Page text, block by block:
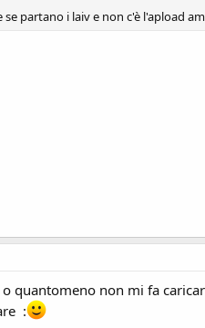
se partano i laiv e non c'è l'apload
quantomeno non mi fa
: